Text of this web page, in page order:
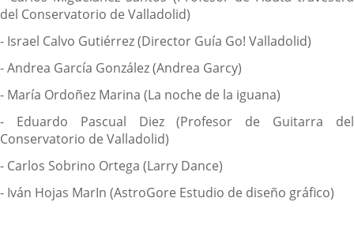
del Conservatorio de Valladolid)
- Israel Calvo Gutiérrez (Director Guía Go! Valladolid)
- Andrea García González (Andrea Garcy)
- María Ordoñez Marina (La noche de la iguana)
- Eduardo Pascual Diez (Profesor de Guitarra del
Conservatorio de Valladolid)
- Carlos Sobrino Ortega (Larry Dance)
- Iván Hojas MarIn (AstroGore Estudio de diseño gráfico)